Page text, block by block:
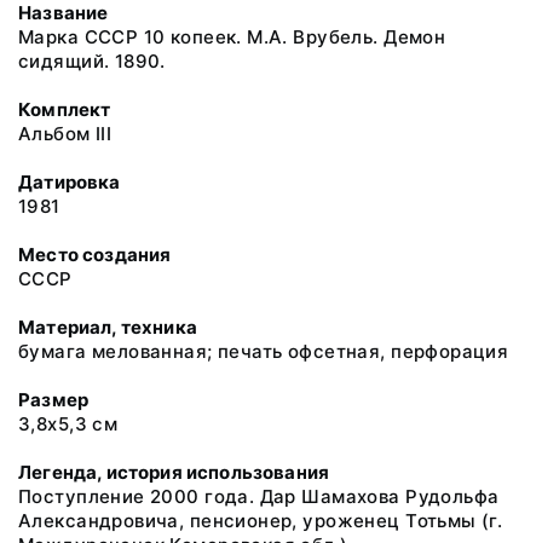
Название
Марка СССР 10 копеек. М.А. Врубель. Демон
сидящий. 1890.
Комплект
Альбом III
Датировка
1981
Место создания
СССР
Материал, техника
бумага мелованная; печать офсетная, перфорация
Размер
3,8х5,3 см
Легенда, история использования
Поступление 2000 года. Дар Шамахова Рудольфа
Александровича, пенсионер, уроженец Тотьмы (г.